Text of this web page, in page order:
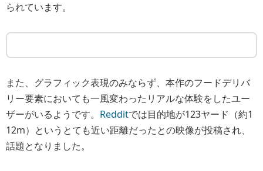
られています。
また、グラフィック表現のみならず、本作のフードデリバ
リー要素においても一風変わったリアルな体験をしたユー
ザーがいるようです。 Redditでは目的地が123ヤード（約1
12m）というとても近い距離だったとの映像が投稿され、
話題となりました。